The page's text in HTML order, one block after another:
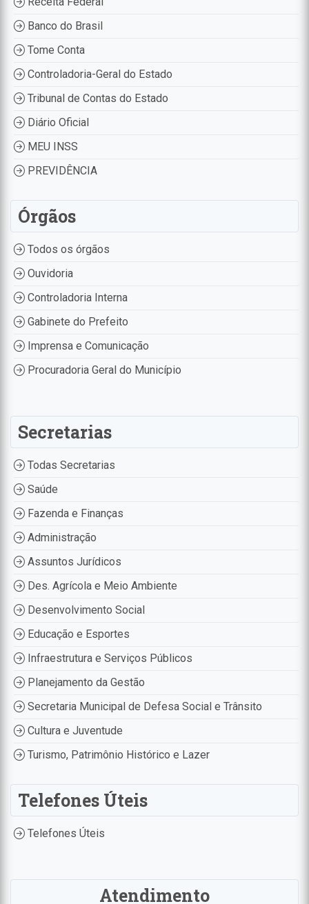
Banco do Brasil
Tome Conta
Controladoria-Geral do Estado
Tribunal de Contas do Estado
Diário Oficial
MEU INSS
PREVIDÊNCIA
Órgãos
Todos os órgãos
Ouvidoria
Controladoria Interna
Gabinete do Prefeito
Imprensa e Comunicação
Procuradoria Geral do Município
Secretarias
Todas Secretarias
Saúde
Fazenda e Finanças
Administração
Assuntos Jurídicos
Des. Agrícola e Meio Ambiente
Desenvolvimento Social
Educação e Esportes
Infraestrutura e Serviços Públicos
Planejamento da Gestão
Secretaria Municipal de Defesa Social e Trânsito
Cultura e Juventude
Turismo, Patrimônio Histórico e Lazer
Telefones Úteis
Telefones Úteis
Atendimento